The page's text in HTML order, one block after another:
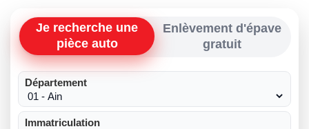
Je recherche une
pièce auto
Enlèvement d'épave
gratuit
Département
Immatriculation